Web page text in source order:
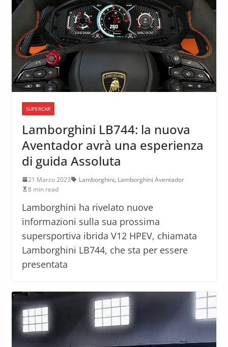
SUPERCAR
Lamborghini LB744: la nuova
Aventador avrà una esperienza
di guida Assoluta
21 Marzo 2023 Lamborghini, Lamborghini Aventador
8 min read
Lamborghini ha rivelato nuove
informazioni sulla sua prossima
supersportiva ibrida V12 HPEV, chiamata
Lamborghini LB744, che sta per essere
presentata